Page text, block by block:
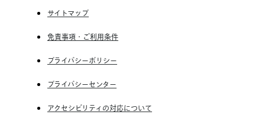
RGF Staffing France SAS
RGF Staffing Germany GmbH
RGF Staffing the Netherlands B.V.
Unique NV
サイトマップ
免責事項・ご利用条件
プライバシーポリシー
プライバシーセンター
アクセシビリティの対応について